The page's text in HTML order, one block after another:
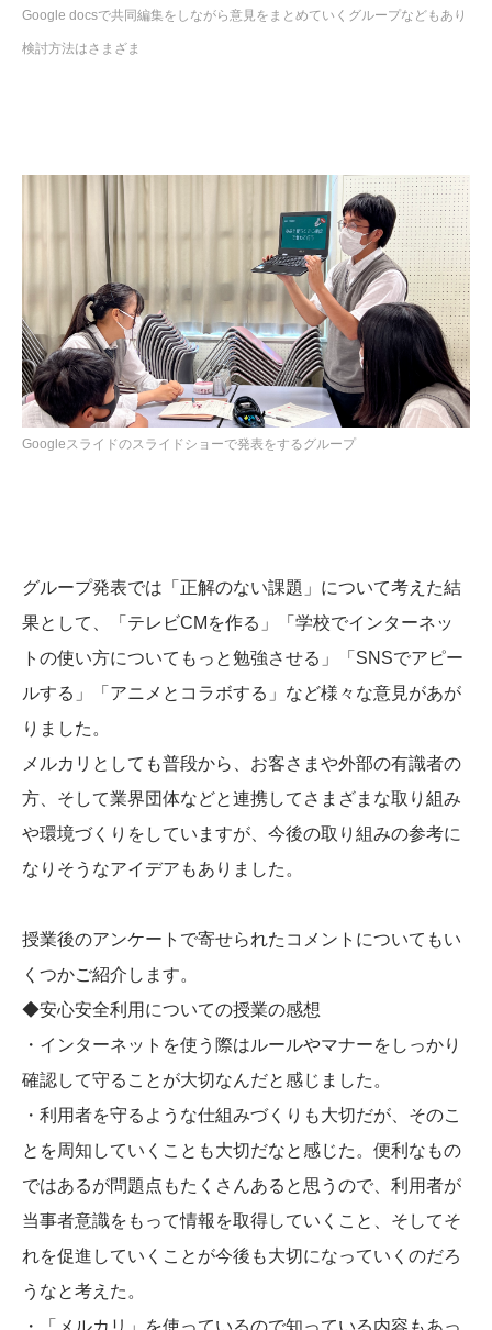
Google docsで共同編集をしながら意見をまとめていくグループなどもあり
検討方法はさまざま
Googleスライドのスライドショーで発表をするグループ
グループ発表では「正解のない課題」について考えた結
果として、「テレビCMを作る」「学校でインターネッ
トの使い方についてもっと勉強させる」「SNSでアピー
ルする」「アニメとコラボする」など様々な意見があが
りました。
メルカリとしても普段から、お客さまや外部の有識者の
方、そして業界団体などと連携してさまざまな取り組み
や環境づくりをしていますが、今後の取り組みの参考に
なりそうなアイデアもありました。
授業後のアンケートで寄せられたコメントについてもい
くつかご紹介します。
◆安心安全利用についての授業の感想
・インターネットを使う際はルールやマナーをしっかり
確認して守ることが大切なんだと感じました。
・利用者を守るような仕組みづくりも大切だが、そのこ
とを周知していくことも大切だなと感じた。便利なもの
ではあるが問題点もたくさんあると思うので、利用者が
当事者意識をもって情報を取得していくこと、そしてそ
れを促進していくことが今後も大切になっていくのだろ
うなと考えた。
・「メルカリ」を使っているので知っている内容もあっ